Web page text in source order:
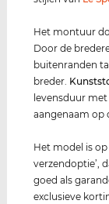
Het montuur
Door de
buitenranden
breder.
levensduur
aangenaam op
Het model is op
verzendoptie’,
goed als
exclusieve